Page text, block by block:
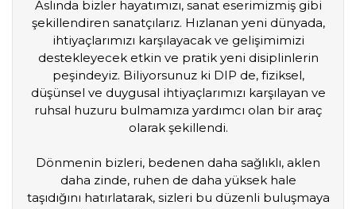
Aslında bizler hayatımızı, sanat eserimizmiş gibi
şekillendiren sanatçılarız. Hızlanan yeni dünyada,
ihtiyaçlarımızı karşılayacak ve gelişimimizi
destekleyecek etkin ve pratik yeni disiplinlerin
peşindeyiz. Biliyorsunuz ki DIP de, fiziksel,
düşünsel ve duygusal ihtiyaçlarımızı karşılayan ve
ruhsal huzuru bulmamıza yardımcı olan bir araç
olarak şekillendi.
Dönmenin bizleri, bedenen daha sağlıklı, aklen
daha zinde, ruhen de daha yüksek hale
taşıdığını hatırlatarak, sizleri bu düzenli buluşmaya